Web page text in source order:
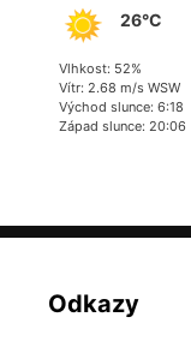
26°C
Vlhkost: 52%
Vítr: 2.68 m/s WSW
Východ slunce: 6:18
Západ slunce: 20:06
Odkazy